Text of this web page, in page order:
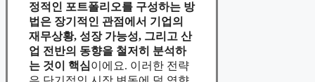
정적인 포트폴리오를 구성하는 방
법은 장기적인 관점에서 기업의
재무상황, 성장 가능성, 그리고 산
업 전반의 동향을 철저히 분석하
는 것이 핵심이에요. 이러한 전략